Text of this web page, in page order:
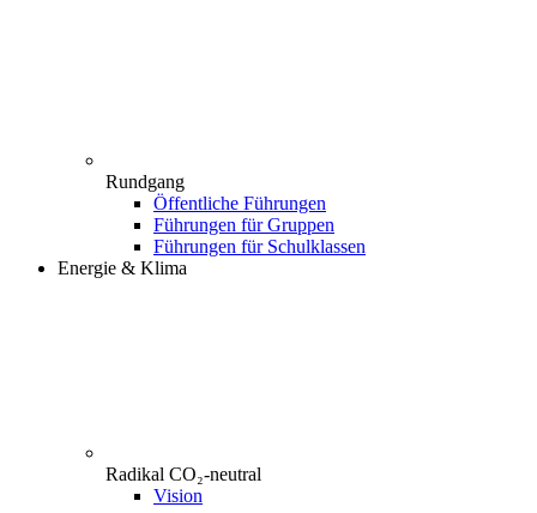
Rundgang
Öffentliche Führungen
Führungen für Gruppen
Führungen für Schulklassen
Energie & Klima
Radikal CO₂-neutral
Vision